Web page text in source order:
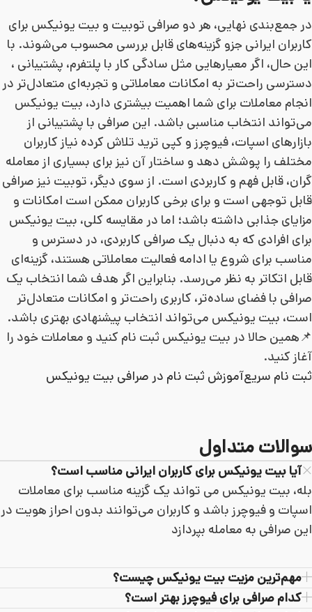
در جمع‌بندی نهایی، هر دو صرافی توبیت و بیت یونیکس برای
کاربران ایرانی جزو گزینه‌های قابل بررسی محسوب می‌شوند. با
این حال، اگر معیارهایی مثل سادگی کار با پلتفرم، پشتیبانی ،
دسترسی راحت‌تر به امکانات معاملاتی و تجربه‌ای متعادل‌تر در
انجام معاملات برای شما اهمیت بیشتری دارد، بیت یونیکس
می‌تواند انتخاب مناسبی باشد. این صرافی با پشتیبانی از
بازارهای اسپات، فیوچرز و کپی ترید تلاش کرده نیاز کاربران
مختلف را پوشش دهد و ساختار آن نیز برای بسیاری از معامله
گران، قابل فهم و کاربردی است. از سوی دیگر، توبیت نیز صرافی
قابل توجهی است و برای برخی کاربران ممکن است امکانات و
مزایای جذابی داشته باشد؛ اما در مقایسه کلی، بیت یونیکس
برای افرادی که به دنبال یک صرافی کاربردی، در دسترس و
مناسب برای شروع یا ادامه فعالیت معاملاتی هستند، گزینه‌ای
قابل اتکاتر به نظر می‌رسد. بنابراین اگر هدف شما انتخاب یک
صرافی با فضای ساده‌تر، کاربری راحت‌تر و امکانات متعادل‌تر
است، بیت یونیکس می‌تواند انتخاب پیشنهادی بهتری باشد.
📌همین حالا در بیت یونیکس ثبت نام کنید و معاملات خود را
آغاز کنید.
ثبت نام سریعآموزش ثبت نام در صرافی بیت یونیکس
سوالات متداول
آیا بیت یونیکس برای کاربران ایرانی مناسب است؟
بله، بیت یونیکس می تواند یک گزینه مناسب برای معاملات
اسپات و فیوچرز باشد و کاربران می‌توانند بدون احراز هویت در
این صرافی به معامله بپردازد
مهم‌ترین مزیت بیت یونیکس چیست؟
کدام صرافی برای فیوچرز بهتر است؟